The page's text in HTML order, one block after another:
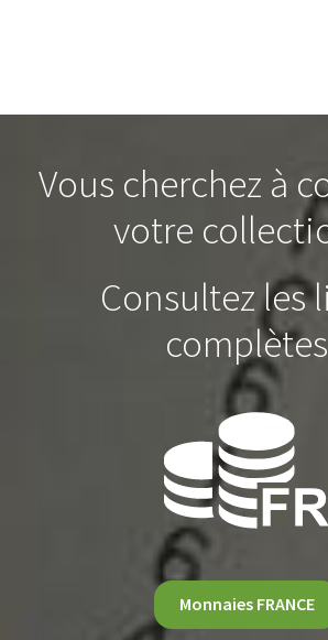
Vous cherchez à
votre
Consultez les
complètes
Monnaies FRANCE